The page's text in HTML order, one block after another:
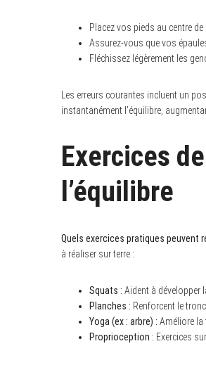
Placez vos pieds au centre
Assurez-vous que vos
Fléchissez légèrement les
Les erreurs courantes incluent un
instantanément l’équilibre,
Exercices
l’équilibre
Quels exercices pratiques peuvent
à réaliser sur terre :
Squats : Aident à développer
Planches : Renforcent le
Yoga (ex : arbre) : Améliore la
Proprioception : Exercices
c
o